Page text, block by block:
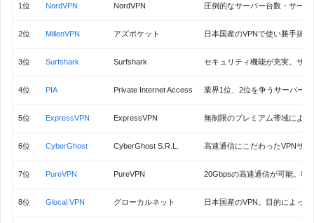
1位 NordVPN NordVPN 圧倒的なサーバー台数・サー
2位 MillenVPN アズポケット 日本国産のVPNで使い勝手抜
3位 Surfshark Surfshark セキュリティ機能が充実。サ
4位 PIA Private Internet Access 業界1位、2位を争うサーバー
5位 ExpressVPN ExpressVPN 無制限のプレミアム帯域によ
6位 CyberGhost CyberGhost S.R.L. 高速通信にこだわったVPNサ
7位 PureVPN PureVPN 20Gbpsの高速通信が可能。料
8位 Glocal VPN グローカルネット 日本国産のVPN。目的によっ